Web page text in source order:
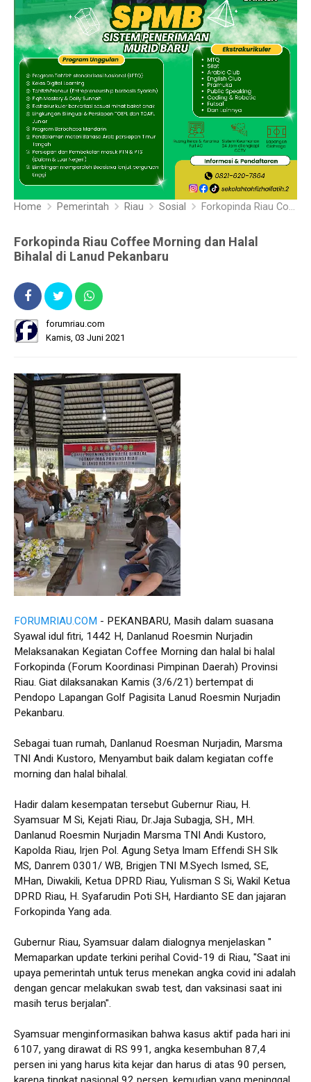
Home Pemerintah Riau Sosial Forkopinda Riau Coffee Morning dan Halal Bihalal di Lanud Pekanbaru
Forkopinda Riau Coffee Morning dan Halal
Bihalal di Lanud Pekanbaru
forumriau.com
Kamis, 03 Juni 2021
FORUMRIAU.COM - PEKANBARU, Masih dalam suasana
Syawal idul fitri, 1442 H, Danlanud Roesmin Nurjadin
Melaksanakan Kegiatan Coffee Morning dan halal bi halal
Forkopinda (Forum Koordinasi Pimpinan Daerah) Provinsi
Riau. Giat dilaksanakan Kamis (3/6/21) bertempat di
Pendopo Lapangan Golf Pagisita Lanud Roesmin Nurjadin
Pekanbaru.
Sebagai tuan rumah, Danlanud Roesman Nurjadin, Marsma
TNI Andi Kustoro, Menyambut baik dalam kegiatan coffe
morning dan halal bihalal.
Hadir dalam kesempatan tersebut Gubernur Riau, H.
Syamsuar M Si, Kejati Riau, Dr.Jaja Subagja, SH., MH.
Danlanud Roesmin Nurjadin Marsma TNI Andi Kustoro,
Kapolda Riau, Irjen Pol. Agung Setya Imam Effendi SH SIk
MS, Danrem 0301/ WB, Brigjen TNI M.Syech Ismed, SE,
MHan, Diwakili, Ketua DPRD Riau, Yulisman S Si, Wakil Ketua
DPRD Riau, H. Syafarudin Poti SH, Hardianto SE dan jajaran
Forkopinda Yang ada.
Gubernur Riau, Syamsuar dalam dialognya menjelaskan "
Memaparkan update terkini perihal Covid-19 di Riau, "Saat ini
upaya pemerintah untuk terus menekan angka covid ini adalah
dengan gencar melakukan swab test, dan vaksinasi saat ini
masih terus berjalan".
Syamsuar menginformasikan bahwa kasus aktif pada hari ini
6107, yang dirawat di RS 991, angka kesembuhan 87,4
persen ini yang harus kita kejar dan harus di atas 90 persen,